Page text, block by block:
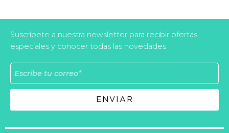
Suscríbete a nuestra newsletter para recibir ofertas
especiales y conocer todas las novedades.
ENVIAR